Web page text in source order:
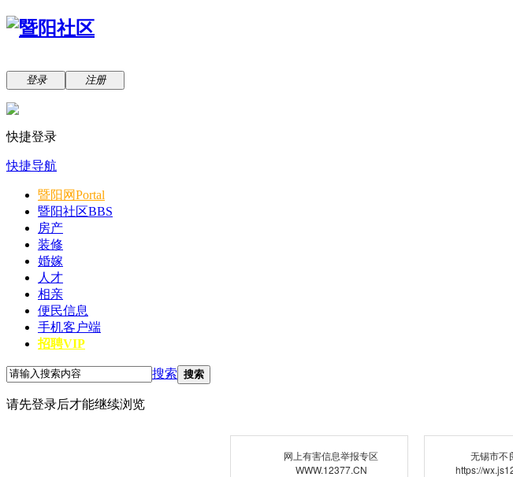
登录 注册
快捷登录
快捷导航
暨阳网Portal
暨阳社区BBS
房产
装修
婚嫁
人才
相亲
便民信息
手机客户端
招聘VIP
搜索 搜索
请先登录后才能继续浏览
网上有害信息举报专区
WWW.12377.CN
无锡市不
https://